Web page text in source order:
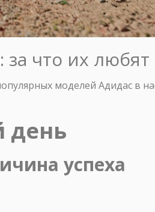
что их любят
моделей Адидас в
день
успеха